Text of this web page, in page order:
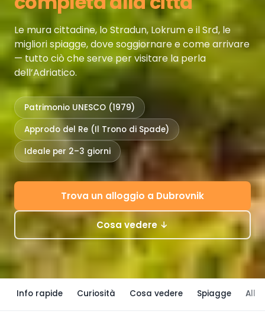
Le mura cittadine, lo Stradun, Lokrum e il Srđ, le
migliori spiagge, dove soggiornare e come arrivare
— tutto ciò che serve per visitare la perla
dell’Adriatico.
Patrimonio UNESCO (1979)
Approdo del Re (Il Trono di Spade)
Ideale per 2–3 giorni
Trova un alloggio a Dubrovnik
Cosa vedere ↓
Info rapide Curiosità Cosa vedere Spiagge